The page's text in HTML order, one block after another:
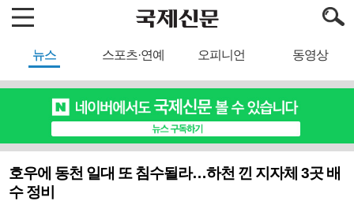
뉴스 스포츠·연예 오피니언 동영상
호우에 동천 일대 또 침수될라…하천 낀 지자체 3곳 배
수 정비